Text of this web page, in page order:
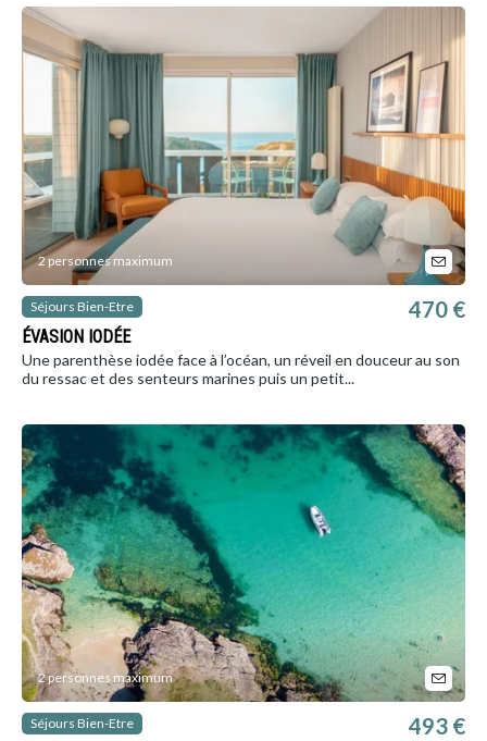
2 personnes maximum
Séjours Bien-Etre
ÉVASION IODÉE
470 €
Une parenthèse iodée face à l’océan, un réveil en douceur au son
du ressac et des senteurs marines puis un petit...
2 personnes maximum
Séjours Bien-Etre 493 €